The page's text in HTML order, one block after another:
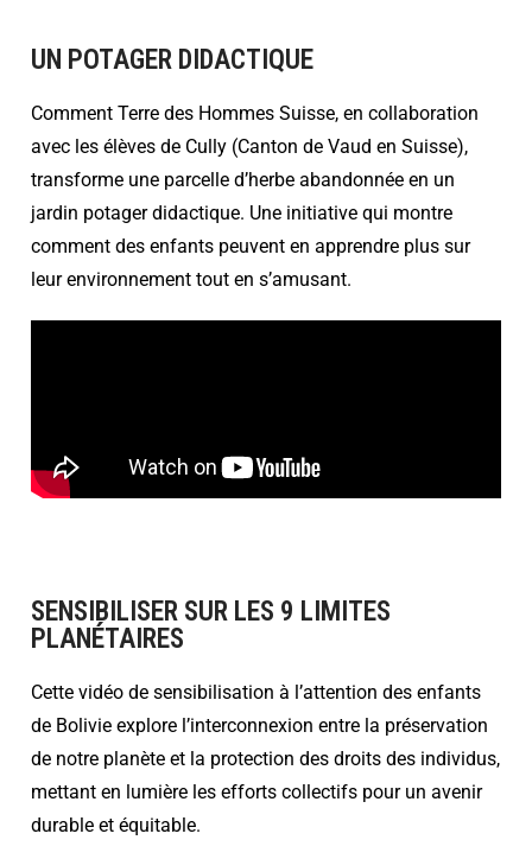
UN POTAGER DIDACTIQUE
Comment Terre des Hommes Suisse, en collaboration
avec les élèves de Cully (Canton de Vaud en Suisse),
transforme une parcelle d’herbe abandonnée en un
jardin potager didactique. Une initiative qui montre
comment des enfants peuvent en apprendre plus sur
leur environnement tout en s’amusant.
SENSIBILISER SUR LES 9 LIMITES
PLANÉTAIRES
Cette vidéo de sensibilisation à l’attention des enfants
de Bolivie explore l’interconnexion entre la préservation
de notre planète et la protection des droits des individus,
mettant en lumière les efforts collectifs pour un avenir
durable et équitable.